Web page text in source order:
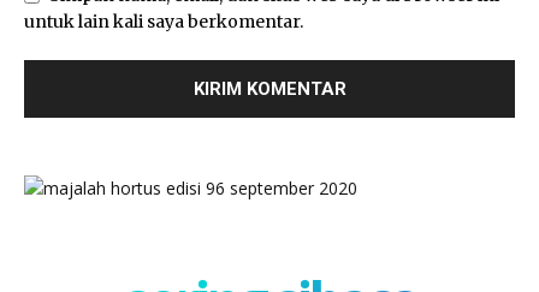
untuk lain kali saya berkomentar.